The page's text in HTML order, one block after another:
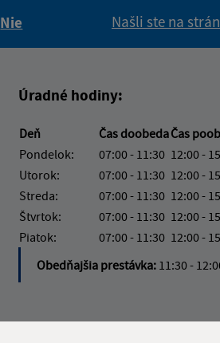
Nie
Našli ste na
Úradné hodiny:
Deň Čas doobedaČas
Pondelok:
07:00 - 11:30 12:00 -
Utorok:
07:00 - 11:30 12:00 -
Streda:
07:00 - 11:30 12:00 -
Štvrtok:
07:00 - 11:30 12:00 -
Piatok:
07:00 - 11:30 12:00 -
Obedňajšia prestávka: 11:30 -